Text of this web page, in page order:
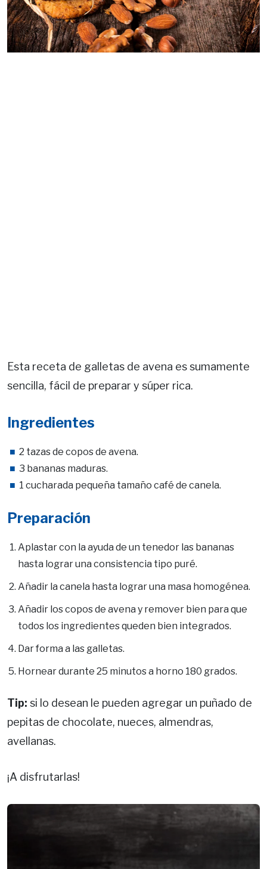
Esta receta de galletas de avena es sumamente
sencilla, fácil de preparar y súper rica.
Ingredientes
2 tazas de copos de avena.
3 bananas maduras.
1 cucharada pequeña tamaño café de canela.
Preparación
Aplastar con la ayuda de un tenedor las bananas
hasta lograr una consistencia tipo puré.
Añadir la canela hasta lograr una masa homogénea.
Añadir los copos de avena y remover bien para que
todos los ingredientes queden bien integrados.
Dar forma a las galletas.
Hornear durante 25 minutos a horno 180 grados.
Tip: si lo desean le pueden agregar un puñado de
pepitas de chocolate, nueces, almendras,
avellanas.
¡A disfrutarlas!